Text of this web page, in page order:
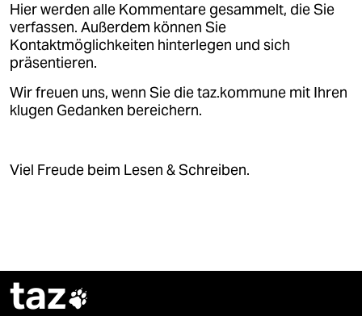
Hier werden alle Kommentare gesammelt, die Sie
verfassen. Außerdem können Sie
Kontaktmöglichkeiten hinterlegen und sich
präsentieren.
Wir freuen uns, wenn Sie die taz.kommune mit Ihren
klugen Gedanken bereichern.
Viel Freude beim Lesen & Schreiben.
taz